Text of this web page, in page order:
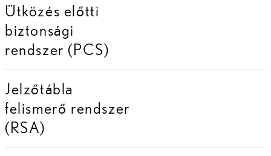
Ütközés előtti
biztonsági
rendszer (PCS)
Jelzőtábla
felismerő rendszer
(RSA)